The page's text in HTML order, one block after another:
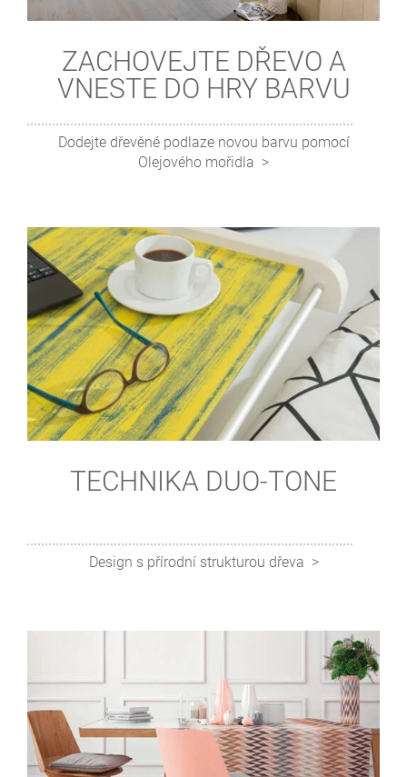
ZACHOVEJTE DŘEVO A
VNESTE DO HRY BARVU
Dodejte dřevěné podlaze novou barvu pomocí
Olejového mořidla
TECHNIKA DUO-TONE
Design s přírodní strukturou dřeva